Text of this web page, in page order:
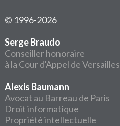
© 1996-2026
Serge Braudo
Conseiller honoraire
à la Cour d'Appel de Versailles
Alexis Baumann
Avocat au Barreau de Paris
Droit informatique
Propriété intellectuelle